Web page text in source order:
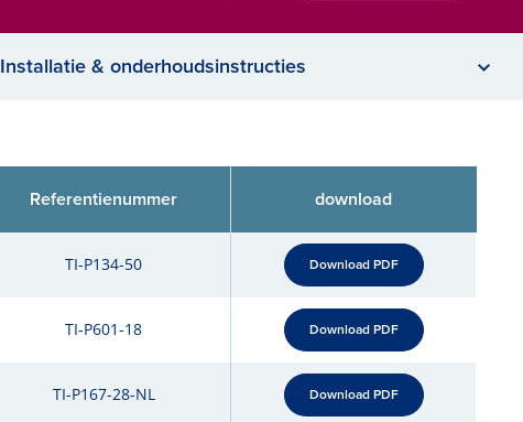
Installatie & onderhoudsinstructies
Referentienummer download
TI-P134-50 Download PDF
TI-P601-18 Download PDF
TI-P167-28-NL Download PDF